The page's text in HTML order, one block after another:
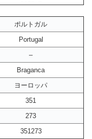
ポルトガル
Portugal
–
Braganca
ヨーロッパ
351
273
351273